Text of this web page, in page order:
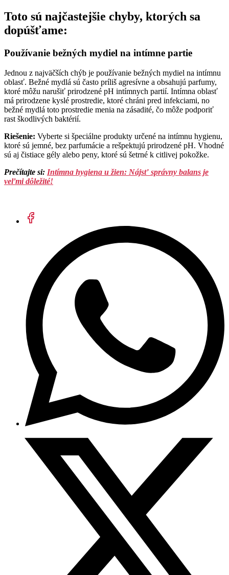
Toto sú najčastejšie chyby, ktorých sa
dopúšťame:
Používanie bežných mydiel na intímne partie
Jednou z najväčších chýb je používanie bežných mydiel na intímnu
oblasť. Bežné mydlá sú často príliš agresívne a obsahujú parfumy,
ktoré môžu narušiť prirodzené pH intímnych partií. Intímna oblasť
má prirodzene kyslé prostredie, ktoré chráni pred infekciami, no
bežné mydlá toto prostredie menia na zásadité, čo môže podporiť
rast škodlivých baktérií.
Riešenie: Vyberte si špeciálne produkty určené na intímnu hygienu,
ktoré sú jemné, bez parfumácie a rešpektujú prirodzené pH. Vhodné
sú aj čistiace gély alebo peny, ktoré sú šetrné k citlivej pokožke.
Prečítajte si: Intímna hygiena u žien: Nájsť správny balans je
veľmi dôležité!